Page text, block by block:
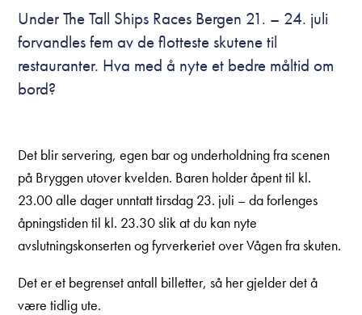
Under The Tall Ships Races Bergen 21. – 24. juli
forvandles fem av de flotteste skutene til
restauranter. Hva med å nyte et bedre måltid om
bord?
Det blir servering, egen bar og underholdning fra scenen
på Bryggen utover kvelden. Baren holder åpent til kl.
23.00 alle dager unntatt tirsdag 23. juli – da forlenges
åpningstiden til kl. 23.30 slik at du kan nyte
avslutningskonserten og fyrverkeriet over Vågen fra skuten.
Det er et begrenset antall billetter, så her gjelder det å
være tidlig ute.